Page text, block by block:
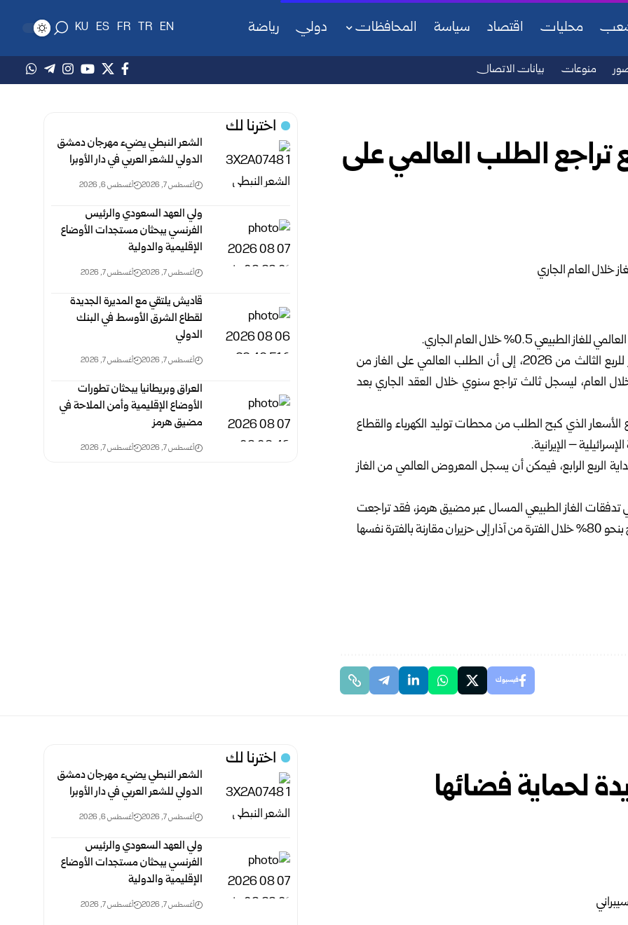
محليات اقتصاد سياسة المحافظات دولي رياضة EN
TR
FR
ES
KU
منوعات بيانات الاتصال
تراجع الطلب العالمي على
0.5% خلال العام الجاري.
وأشارت الوكالة وفقاً لـ “رويترز” في تقريرها عن سوق الغاز للربع الثالث من 2026، إلى أن الطلب العالمي على الغاز من
أو ⁠20 مليار متر مكعب خلال العام، ليسجل ثالث تراجع سنوي خلال العقد الجاري بعد
الذي كبح ‌الطلب من محطات توليد الكهرباء والقطاع
– الإيرانية.
⁠الربع الرابع، فيمكن أن يسجل المعروض العالمي من الغاز
تدفقات الغاز ‌الطبيعي ⁠المسال عبر مضيق هرمز، فقد تراجعت
إمدادات الغاز ⁠من قطر والإمارات بشكل حاد، وانخفض الإنتاج بنحو 80% خلال الفترة من آذار إلى حزيران مقارنة بالفترة نفسها
فيسبوك
اخترنا لك
الشعر النبطي يضيء مهرجان دمشق
الدولي للشعر العربي في دار الأوبرا
أغسطس 7, 2026 أغسطس 6, 2026
ولي العهد السعودي والرئيس
الفرنسي يبحثان مستجدات الأوضاع
الإقليمية والدولية
أغسطس 7, 2026 أغسطس 7, 2026
قاديش يلتقي مع المديرة الجديدة
لقطاع الشرق الأوسط في البنك
الدولي
أغسطس 7, 2026 أغسطس 7, 2026
العراق وبريطانيا يبحثان تطورات
الأوضاع الإقليمية وأمن الملاحة في
مضيق هرمز
أغسطس 7, 2026 أغسطس 7, 2026
لحماية فضائها
اخترنا لك
الشعر النبطي يضيء مهرجان دمشق
الدولي للشعر العربي في دار الأوبرا
أغسطس 7, 2026 أغسطس 6, 2026
ولي العهد السعودي والرئيس
الفرنسي يبحثان مستجدات الأوضاع
الإقليمية والدولية
أغسطس 7, 2026 أغسطس 7, 2026